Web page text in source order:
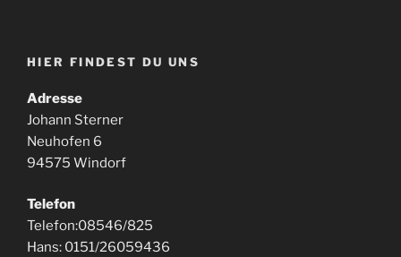
HIER FINDEST DU UNS
Adresse
Johann Sterner
Neuhofen 6
94575 Windorf
Telefon
Telefon:08546/825
Hans: 0151/26059436